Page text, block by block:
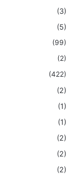
(3)
(5)
(99)
(2)
(422)
(2)
(1)
(1)
(2)
(2)
(2)